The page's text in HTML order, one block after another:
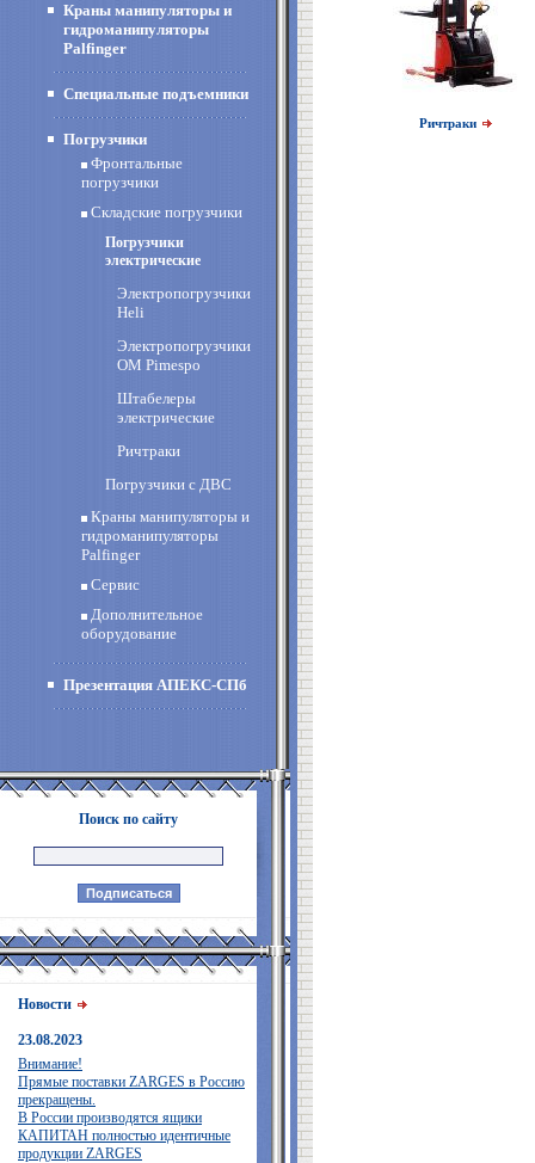
Краны манипуляторы и
гидроманипуляторы
Palfinger
Специальные подъемники
Погрузчики
Фронтальные
погрузчики
Складские погрузчики
Погрузчики
электрические
Электропогрузчики
Heli
Электропогрузчики
OM Pimespo
Штабелеры
электрические
Ричтраки
Погрузчики с ДВС
Краны манипуляторы и
гидроманипуляторы
Palfinger
Сервис
Дополнительное
оборудование
Презентация АПЕКС-СПб
Поиск по сайту
Новости
23.08.2023
Внимание!
Прямые поставки ZARGES в Россию
прекращены.
В России производятся ящики
КАПИТАН полностью идентичные
продукции ZARGES
Ричтраки